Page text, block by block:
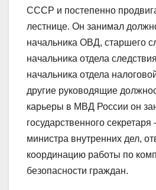
СССР и постепенно
лестнице. Он занимал
начальника ОВД, старшего
начальника отдела
начальника отдела
другие руководящие
карьеры в МВД России он
государственного
министра внутренних дел,
координацию работы по
безопасности граждан.